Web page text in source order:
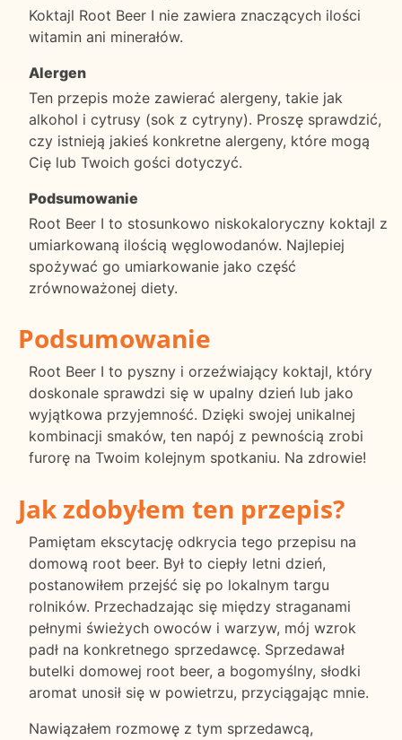
Koktajl Root Beer I nie zawiera znaczących ilości
witamin ani minerałów.
Alergen
Ten przepis może zawierać alergeny, takie jak
alkohol i cytrusy (sok z cytryny). Proszę sprawdzić,
czy istnieją jakieś konkretne alergeny, które mogą
Cię lub Twoich gości dotyczyć.
Podsumowanie
Root Beer I to stosunkowo niskokaloryczny koktajl z
umiarkowaną ilością węglowodanów. Najlepiej
spożywać go umiarkowanie jako część
zrównoważonej diety.
Podsumowanie
Root Beer I to pyszny i orzeźwiający koktajl, który
doskonale sprawdzi się w upalny dzień lub jako
wyjątkowa przyjemność. Dzięki swojej unikalnej
kombinacji smaków, ten napój z pewnością zrobi
furorę na Twoim kolejnym spotkaniu. Na zdrowie!
Jak zdobyłem ten przepis?
Pamiętam ekscytację odkrycia tego przepisu na
domową root beer. Był to ciepły letni dzień,
postanowiłem przejść się po lokalnym targu
rolników. Przechadzając się między straganami
pełnymi świeżych owoców i warzyw, mój wzrok
padł na konkretnego sprzedawcę. Sprzedawał
butelki domowej root beer, a bogomyślny, słodki
aromat unosił się w powietrzu, przyciągając mnie.
Nawiązałem rozmowę z tym sprzedawcą,